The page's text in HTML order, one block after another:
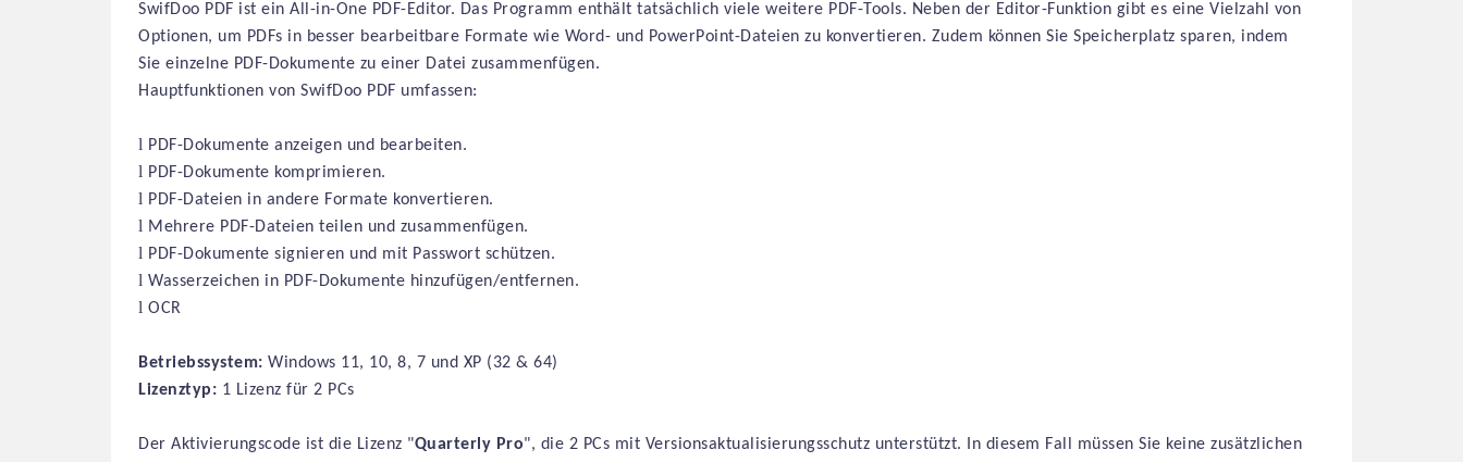
SwifDoo PDF ist ein All-in-One PDF-Editor. Das Programm enthält tatsächlich viele weitere PDF-Tools. Neben der Editor-Funktion gibt es eine Vielzahl von
Optionen, um PDFs in besser bearbeitbare Formate wie Word- und PowerPoint-Dateien zu konvertieren. Zudem können Sie Speicherplatz sparen, indem
Sie einzelne PDF-Dokumente zu einer Datei zusammenfügen.
Hauptfunktionen von SwifDoo PDF umfassen:
l PDF-Dokumente anzeigen und bearbeiten.
l PDF-Dokumente komprimieren.
l PDF-Dateien in andere Formate konvertieren.
l Mehrere PDF-Dateien teilen und zusammenfügen.
l PDF-Dokumente signieren und mit Passwort schützen.
l Wasserzeichen in PDF-Dokumente hinzufügen/entfernen.
l OCR
Betriebssystem: Windows 11, 10, 8, 7 und XP (32 & 64)
Lizenztyp: 1 Lizenz für 2 PCs
Der Aktivierungscode ist die Lizenz "Quarterly Pro", die 2 PCs mit Versionsaktualisierungsschutz unterstützt. In diesem Fall müssen Sie keine zusätzlichen